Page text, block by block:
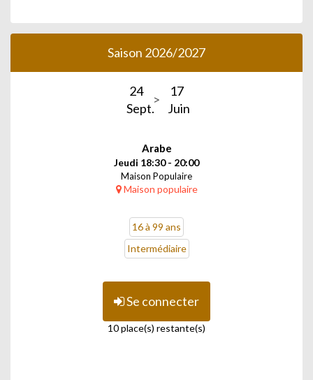
Saison 2026/2027
24
Sept.
17
Juin
Arabe
Jeudi 18:30 - 20:00
Maison Populaire
Maison populaire
16 à 99 ans
Intermédiaire
Se connecter
10 place(s) restante(s)